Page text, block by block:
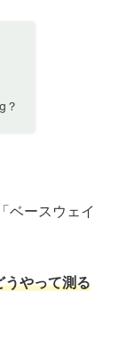
？
ベースウェイ
うやって測る